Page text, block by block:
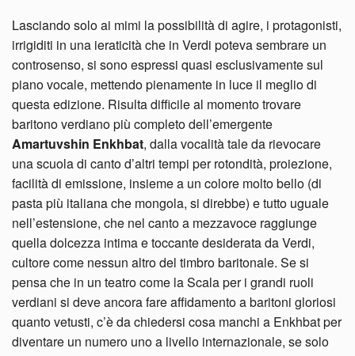
Lasciando solo ai mimi la possibilità di agire, i protagonisti,
irrigiditi in una ieraticità che in Verdi poteva sembrare un
controsenso, si sono espressi quasi esclusivamente sul
piano vocale, mettendo pienamente in luce il meglio di
questa edizione. Risulta difficile al momento trovare
baritono verdiano più completo dell’emergente
Amartuvshin Enkhbat, dalla vocalità tale da rievocare
una scuola di canto d’altri tempi per rotondità, proiezione,
facilità di emissione, insieme a un colore molto bello (di
pasta più italiana che mongola, si direbbe) e tutto uguale
nell’estensione, che nel canto a mezzavoce raggiunge
quella dolcezza intima e toccante desiderata da Verdi,
cultore come nessun altro del timbro baritonale. Se si
pensa che in un teatro come la Scala per i grandi ruoli
verdiani si deve ancora fare affidamento a baritoni gloriosi
quanto vetusti, c’è da chiedersi cosa manchi a Enkhbat per
diventare un numero uno a livello internazionale, se solo